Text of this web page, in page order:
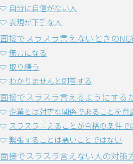
自分に自信がない人
表現が下手な人
面接でスラスラ言えないときの
無言になる
取り繕う
わかりませんと即答する
面接でスラスラ言えるようにする
企業とは対等な関係であることを意
スラスラ言えることが合格の条件で
緊張することは悪いことではない
面接でスラスラ言えない人の対策